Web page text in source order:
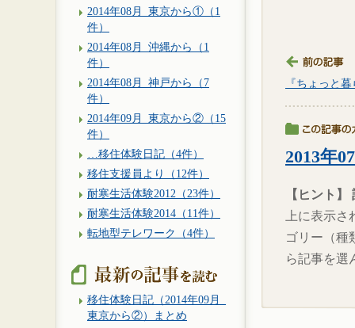
『ちょっと
2013年
【ヒント
上に表示さ
ゴリー（種
ら記事を選
2014年08月_東京から①（1
件）
2014年08月_沖縄から（1
件）
2014年08月_神戸から（7
件）
2014年09月_東京から②（15
件）
…移住体験日記（4件）
移住支援員より（12件）
耐寒生活体験2012（23件）
耐寒生活体験2014（11件）
転地型テレワーク（4件）
移住体験日記（2014年09月_
東京から②）まとめ